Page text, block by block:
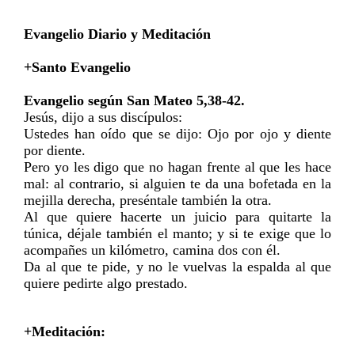
Evangelio Diario y Meditación
+Santo Evangelio
Evangelio según San Mateo 5,38-42.
Jesús, dijo a sus discípulos:
Ustedes han oído que se dijo: Ojo por ojo y diente
por diente.
Pero yo les digo que no hagan frente al que les hace
mal: al contrario, si alguien te da una bofetada en la
mejilla derecha, preséntale también la otra.
Al que quiere hacerte un juicio para quitarte la
túnica, déjale también el manto; y si te exige que lo
acompañes un kilómetro, camina dos con él.
Da al que te pide, y no le vuelvas la espalda al que
quiere pedirte algo prestado.
+Meditación: